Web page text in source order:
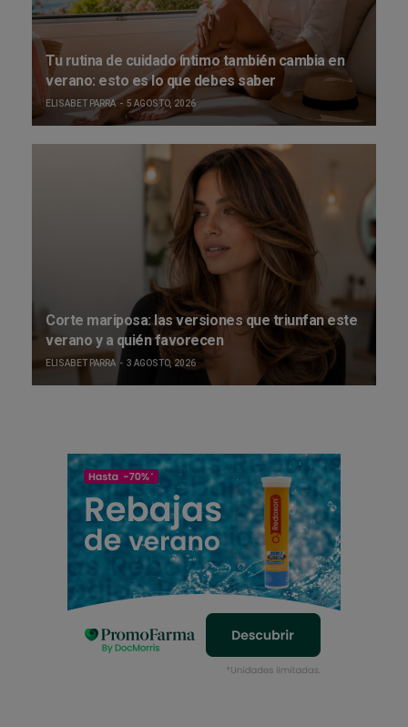
Tu rutina de cuidado íntimo también cambia en
verano: esto es lo que debes saber
ELISABET PARRA 5 AGOSTO, 2026
Corte mariposa: las versiones que triunfan este
verano y a quién favorecen
ELISABET PARRA 3 AGOSTO, 2026